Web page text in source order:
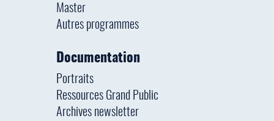
Master
Autres programmes
Documentation
Portraits
Ressources Grand Public
Archives newsletter